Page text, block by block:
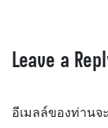
Leave a
อีเมลล์ของท่านจ